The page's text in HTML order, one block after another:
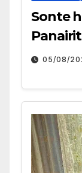
Sonte
05/08/